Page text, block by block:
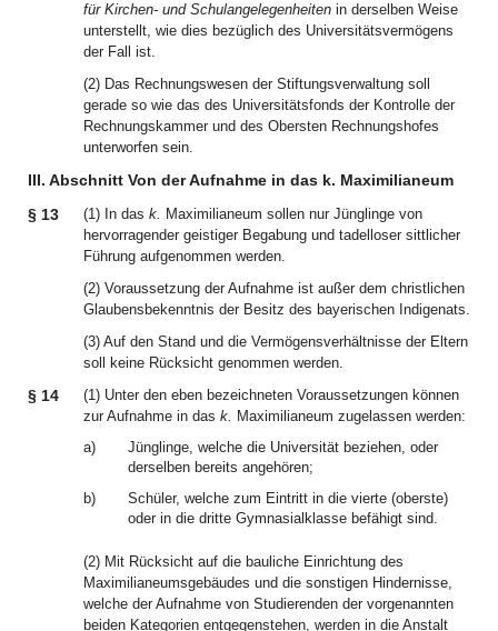
für Kirchen- und Schulangelegenheiten in derselben Weise
unterstellt, wie dies bezüglich des Universitätsvermögens
der Fall ist.
(2) Das Rechnungswesen der Stiftungsverwaltung soll
gerade so wie das des Universitätsfonds der Kontrolle der
Rechnungskammer und des Obersten Rechnungshofes
unterworfen sein.
III. Abschnitt Von der Aufnahme in das k. Maximilianeum
§ 13
(1) In das k. Maximilianeum sollen nur Jünglinge von
hervorragender geistiger Begabung und tadelloser sittlicher
Führung aufgenommen werden.
(2) Voraussetzung der Aufnahme ist außer dem christlichen
Glaubensbekenntnis der Besitz des bayerischen Indigenats.
(3) Auf den Stand und die Vermögensverhältnisse der Eltern
soll keine Rücksicht genommen werden.
§ 14
(1) Unter den eben bezeichneten Voraussetzungen können
zur Aufnahme in das k. Maximilianeum zugelassen werden:
a)
Jünglinge, welche die Universität beziehen, oder
derselben bereits angehören;
b)
Schüler, welche zum Eintritt in die vierte (oberste)
oder in die dritte Gymnasialklasse befähigt sind.
(2) Mit Rücksicht auf die bauliche Einrichtung des
Maximilianeumsgebäudes und die sonstigen Hindernisse,
welche der Aufnahme von Studierenden der vorgenannten
beiden Kategorien entgegenstehen, werden in die Anstalt